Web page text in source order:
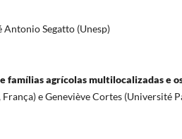
Antonio Segatto (Unesp)
famílias agrícolas multilocalizadas e
e Geneviève Cortes (Université